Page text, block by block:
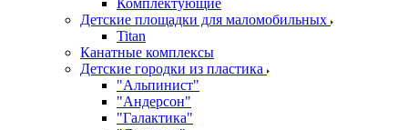
Комплектующие
Детские площадки для маломобильных
Titan
Канатные комплексы
Детские городки из пластика
"Альпинист"
"Андерсон"
"Галактика"